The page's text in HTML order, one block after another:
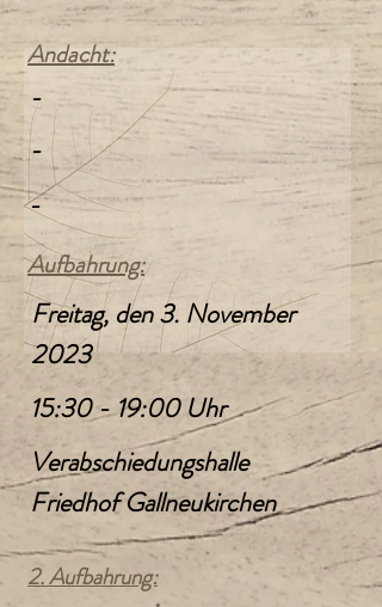
Andacht:
-
-
-
Aufbahrung:
Freitag, den 3. November
2023
15:30 - 19:00 Uhr
Verabschiedungshalle
Friedhof Gallneukirchen
2. Aufbahrung: